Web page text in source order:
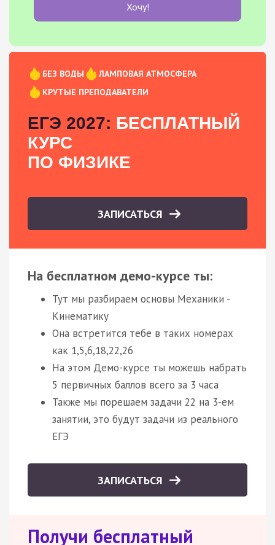
Хочу!
БЕЗ ВОДЫ
ЛАМПОВАЯ АТМОСФЕРА
КРУТЫЕ ПРЕПОДАВАТЕЛИ
ЕГЭ 2027: БЕСПЛАТНЫЙ
КУРС
ПО ФИЗИКЕ
ЗАПИСАТЬСЯ
На бесплатном демо-курсе ты:
Тут мы разбираем основы Механики -
Кинематику
Она встретится тебе в таких номерах
как 1,5,6,18,22,26
На этом Демо-курсе ты можешь набрать
5 первичных баллов всего за 3 часа
Также мы порешаем задачи 22 на 3-ем
занятии, это будут задачи из реального
ЕГЭ
ЗАПИСАТЬСЯ
Получи бесплатный